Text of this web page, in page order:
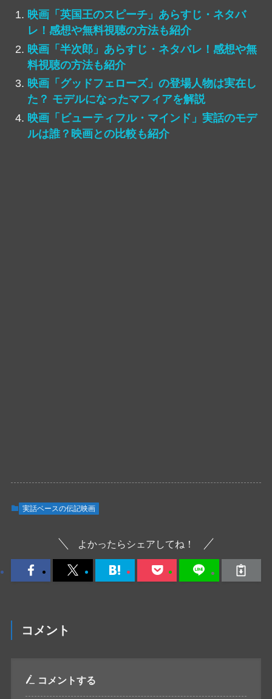
映画「英国王のスピーチ」あらすじ・ネタバ
レ！感想や無料視聴の方法も紹介
映画「半次郎」あらすじ・ネタバレ！感想や無
料視聴の方法も紹介
映画「グッドフェローズ」の登場人物は実在し
た？ モデルになったマフィアを解説
映画「ビューティフル・マインド」実話のモデ
ルは誰？映画との比較も紹介
実話ベースの伝記映画
よかったらシェアしてね！
コメント
コメントする